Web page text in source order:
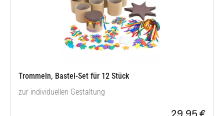
Trommeln, Bastel-Set für 12 Stück
zur individuellen Gestaltung